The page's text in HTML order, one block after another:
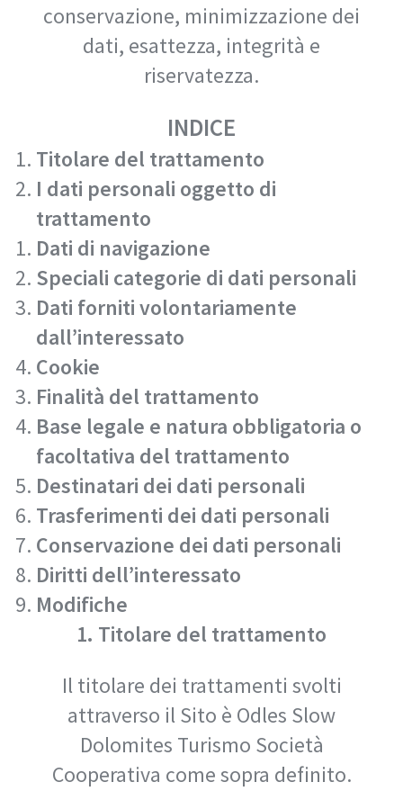
conservazione, minimizzazione dei
dati, esattezza, integrità e
riservatezza.
INDICE
Titolare del trattamento
I dati personali oggetto di
trattamento
Dati di navigazione
Speciali categorie di dati personali
Dati forniti volontariamente
dall’interessato
Cookie
Finalità del trattamento
Base legale e natura obbligatoria o
facoltativa del trattamento
Destinatari dei dati personali
Trasferimenti dei dati personali
Conservazione dei dati personali
Diritti dell’interessato
Modifiche
1. Titolare del trattamento
Il titolare dei trattamenti svolti
attraverso il Sito è Odles Slow
Dolomites Turismo Società
Cooperativa come sopra definito.